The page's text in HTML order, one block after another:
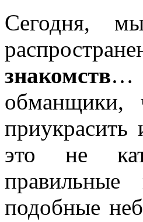
Сегодня,
знакомств…
обманщики,
приукрасить
это не
подобные